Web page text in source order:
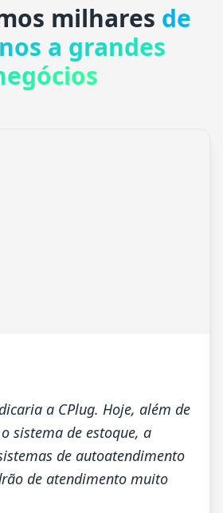
milhares de
a grandes
a CPlug. Hoje, além de
sistema de estoque, a
de autoatendimento
de atendimento muito